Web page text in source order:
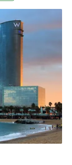
原理。逆滲透
「假設你在桌
擾，這滴水完
澱粉蛋白組成
會噴出來，很神
候變遷造成缺
許世宜團隊發
beta, Aβ），
，相關研究在